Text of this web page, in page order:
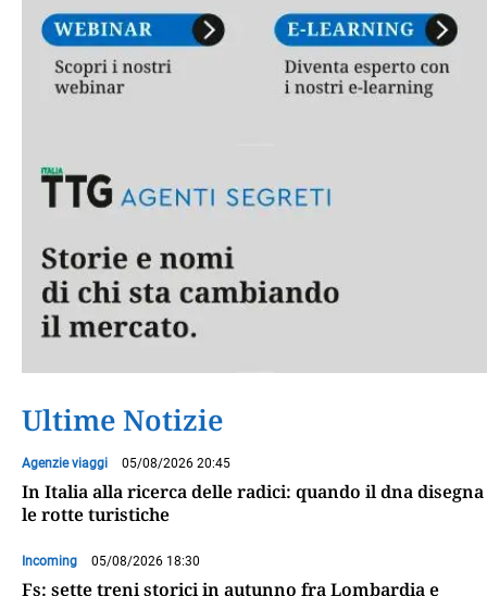
Ultime Notizie
Agenzie viaggi 05/08/2026 20:45
In Italia alla ricerca delle radici: quando il dna disegna
le rotte turistiche
Incoming 05/08/2026 18:30
Fs: sette treni storici in autunno fra Lombardia e